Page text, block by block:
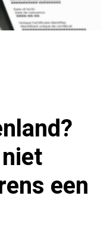
een